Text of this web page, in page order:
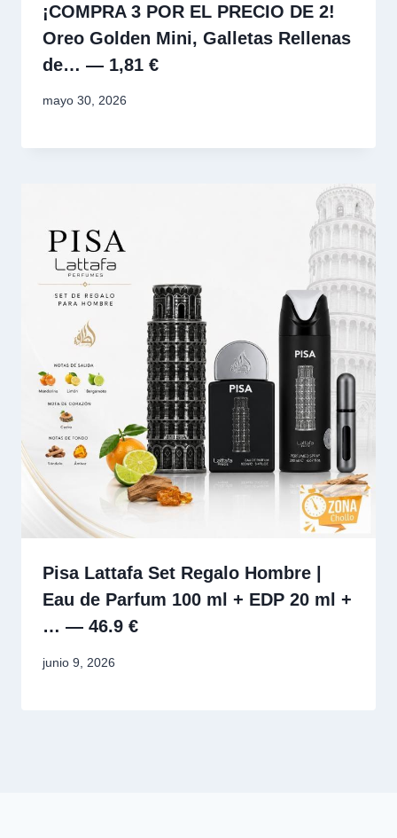
¡COMPRA 3 POR EL PRECIO DE 2!
Oreo Golden Mini, Galletas Rellenas
de… — 1,81 €
mayo 30, 2026
Pisa Lattafa Set Regalo Hombre |
Eau de Parfum 100 ml + EDP 20 ml +
… — 46.9 €
junio 9, 2026